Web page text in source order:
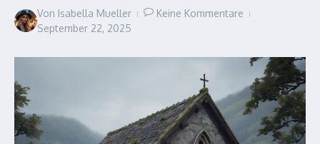
Von Isabella Mueller
Keine Kommentare
September 22, 2025